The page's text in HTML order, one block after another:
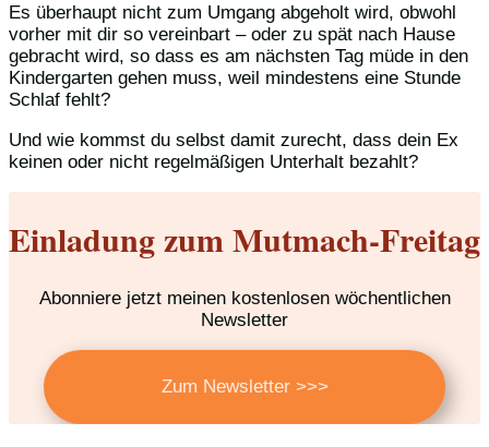
Es überhaupt nicht zum Umgang abgeholt wird, obwohl
vorher mit dir so vereinbart – oder zu spät nach Hause
gebracht wird, so dass es am nächsten Tag müde in den
Kindergarten gehen muss, weil mindestens eine Stunde
Schlaf fehlt?
Und wie kommst du selbst damit zurecht, dass dein Ex
keinen oder nicht regelmäßigen Unterhalt bezahlt?
Einladung zum Mutmach-Freitag
Abonniere jetzt meinen kostenlosen wöchentlichen
Newsletter
Zum Newsletter >>>